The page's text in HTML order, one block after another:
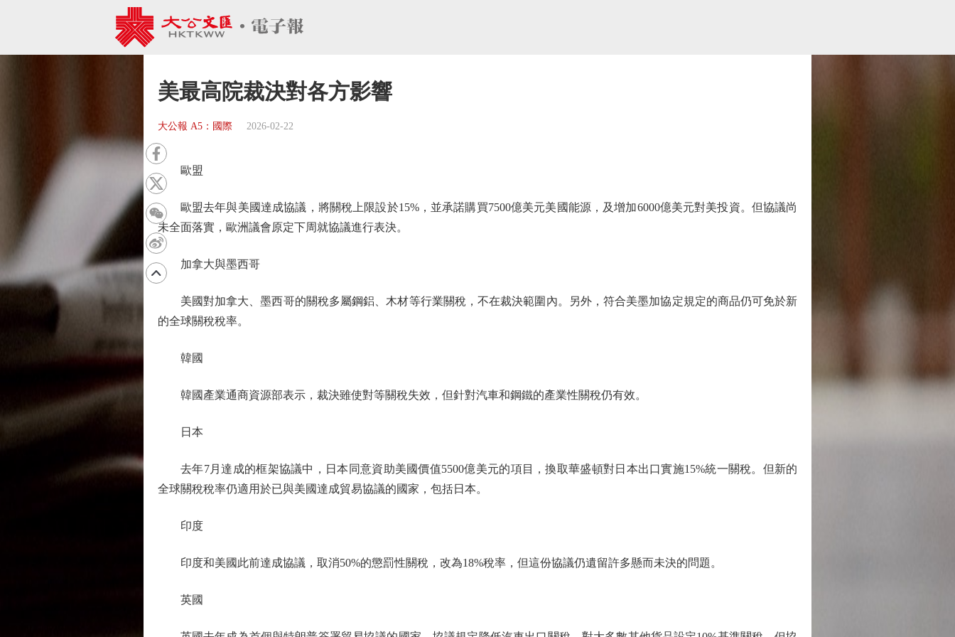
美最高院裁決對各方影響
大公報 A5：國際 2026-02-22
歐盟
歐盟去年與美國達成協議，將關稅上限設於15%，並承諾購買7500億美元美國能源，及增加6000億美元對美投資。但協議尚
未全面落實，歐洲議會原定下周就協議進行表決。
加拿大與墨西哥
美國對加拿大、墨西哥的關稅多屬鋼鋁、木材等行業關稅，不在裁決範圍內。另外，符合美墨加協定規定的商品仍可免於新
的全球關稅稅率。
韓國
韓國產業通商資源部表示，裁決雖使對等關稅失效，但針對汽車和鋼鐵的產業性關稅仍有效。
日本
去年7月達成的框架協議中，日本同意資助美國價值5500億美元的項目，換取華盛頓對日本出口實施15%統一關稅。但新的
全球關稅稅率仍適用於已與美國達成貿易協議的國家，包括日本。
印度
印度和美國此前達成協議，取消50%的懲罰性關稅，改為18%稅率，但這份協議仍遺留許多懸而未決的問題。
英國